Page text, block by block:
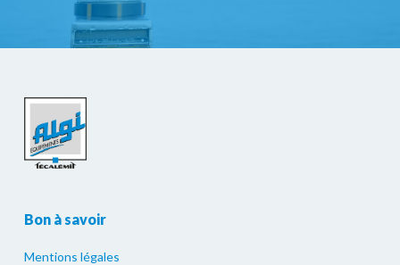
Bon à savoir
Mentions légales